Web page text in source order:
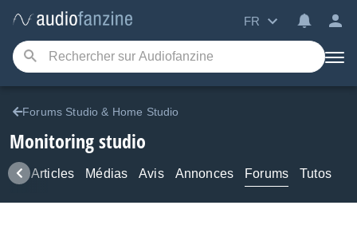
FR
Forums Studio & Home Studio
Monitoring studio
Articles Médias Avis Annonces Forums Tutos